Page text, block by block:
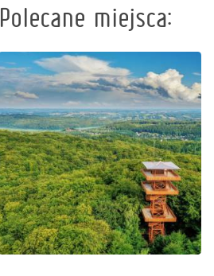
Polecane miejsca:
Wieża
widokowa im.
Jana Pawła II
na Wieżycy